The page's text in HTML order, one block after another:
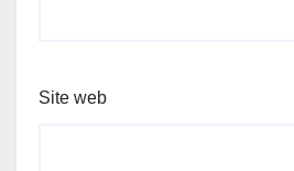
Site web